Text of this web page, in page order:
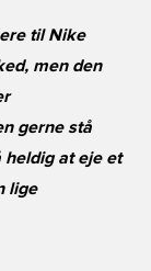
til Nike
men den
gerne stå
at eje et
lige